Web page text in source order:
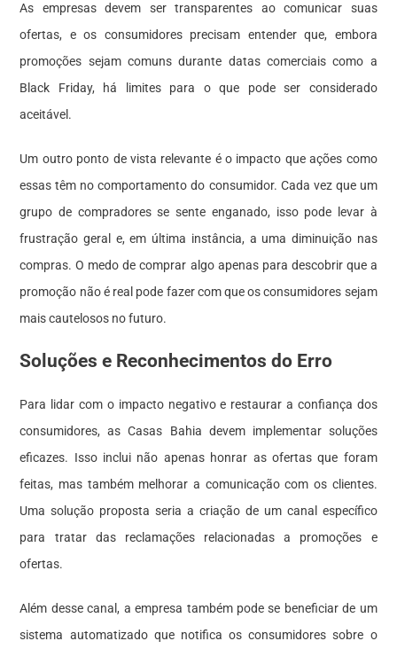
As empresas devem ser transparentes ao comunicar suas
ofertas, e os consumidores precisam entender que, embora
promoções sejam comuns durante datas comerciais como a
Black Friday, há limites para o que pode ser considerado
aceitável.
Um outro ponto de vista relevante é o impacto que ações como
essas têm no comportamento do consumidor. Cada vez que um
grupo de compradores se sente enganado, isso pode levar à
frustração geral e, em última instância, a uma diminuição nas
compras. O medo de comprar algo apenas para descobrir que a
promoção não é real pode fazer com que os consumidores sejam
mais cautelosos no futuro.
Soluções e Reconhecimentos do Erro
Para lidar com o impacto negativo e restaurar a confiança dos
consumidores, as Casas Bahia devem implementar soluções
eficazes. Isso inclui não apenas honrar as ofertas que foram
feitas, mas também melhorar a comunicação com os clientes.
Uma solução proposta seria a criação de um canal específico
para tratar das reclamações relacionadas a promoções e
ofertas.
Além desse canal, a empresa também pode se beneficiar de um
sistema automatizado que notifica os consumidores sobre o